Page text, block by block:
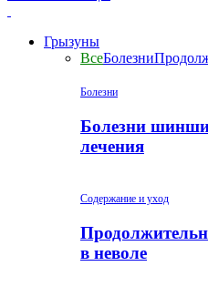
Грызуны
ВсеБолезни
Болезни
Болезни
лечения
Содержание и уход
в неволе